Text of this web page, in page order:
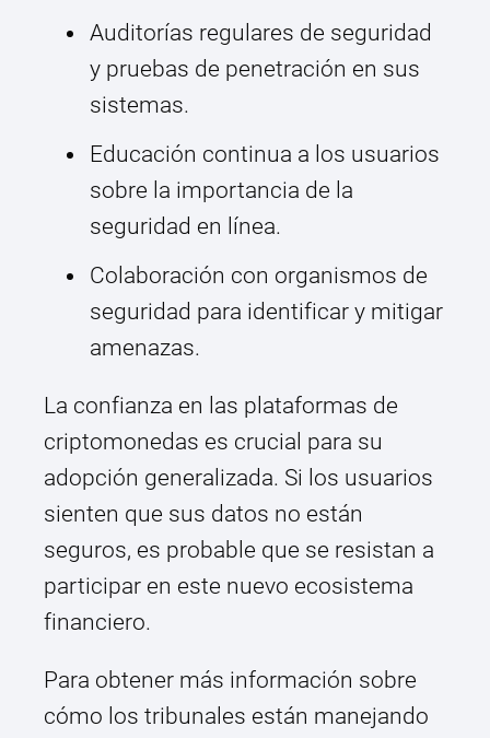
Auditorías regulares de seguridad
y pruebas de penetración en sus
sistemas.
Educación continua a los usuarios
sobre la importancia de la
seguridad en línea.
Colaboración con organismos de
seguridad para identificar y mitigar
amenazas.
La confianza en las plataformas de
criptomonedas es crucial para su
adopción generalizada. Si los usuarios
sienten que sus datos no están
seguros, es probable que se resistan a
participar en este nuevo ecosistema
financiero.
Para obtener más información sobre
cómo los tribunales están manejando